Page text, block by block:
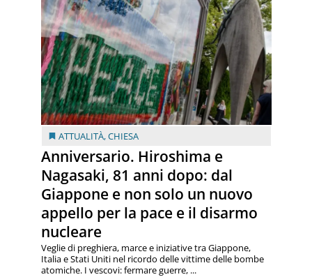
ATTUALITÀ,CHIESA
Anniversario. Hiroshima e
Nagasaki, 81 anni dopo: dal
Giappone e non solo un nuovo
appello per la pace e il disarmo
nucleare
Veglie di preghiera, marce e iniziative tra Giappone,
Italia e Stati Uniti nel ricordo delle vittime delle bombe
atomiche. I vescovi: fermare guerre, ...